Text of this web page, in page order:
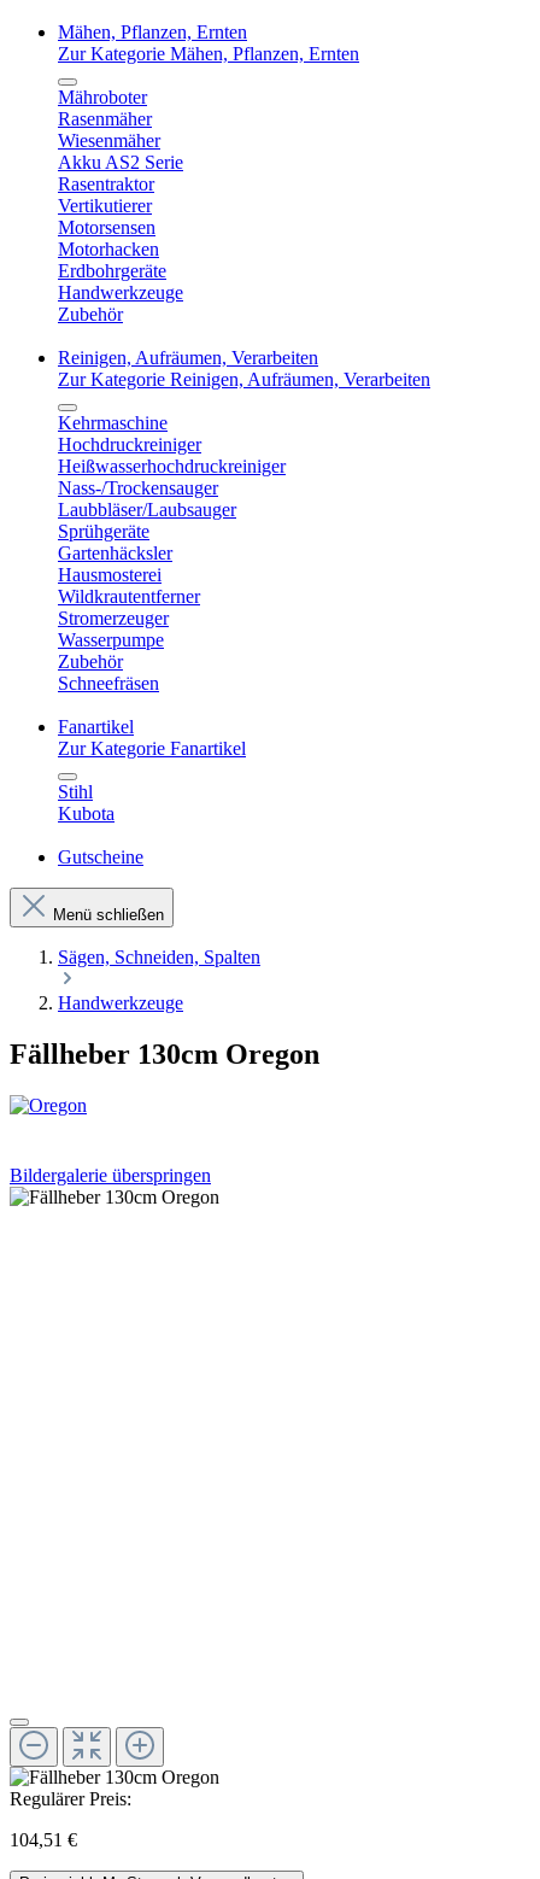
Mähen, Pflanzen, Ernten
Zur Kategorie Mähen, Pflanzen, Ernten
Mähroboter
Rasenmäher
Wiesenmäher
Akku AS2 Serie
Rasentraktor
Vertikutierer
Motorsensen
Motorhacken
Erdbohrgeräte
Handwerkzeuge
Zubehör
Reinigen, Aufräumen, Verarbeiten
Zur Kategorie Reinigen, Aufräumen, Verarbeiten
Kehrmaschine
Hochdruckreiniger
Heißwasserhochdruckreiniger
Nass-/Trockensauger
Laubbläser/Laubsauger
Sprühgeräte
Gartenhäcksler
Hausmosterei
Wildkrautentferner
Stromerzeuger
Wasserpumpe
Zubehör
Schneefräsen
Fanartikel
Zur Kategorie Fanartikel
Stihl
Kubota
Gutscheine
Menü schließen
Sägen, Schneiden, Spalten
Handwerkzeuge
Fällheber 130cm Oregon
Bildergalerie überspringen
Regulärer Preis:
104,51 €